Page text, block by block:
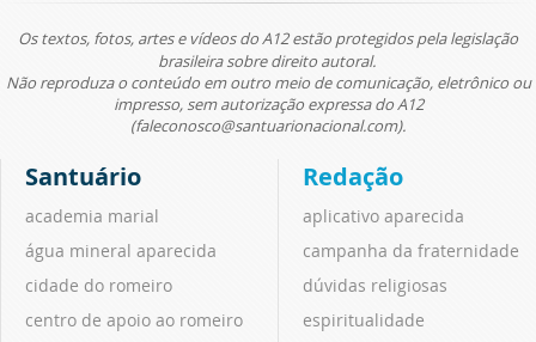
Os textos, fotos, artes e vídeos do A12 estão protegidos pela legislação
brasileira sobre direito autoral.
Não reproduza o conteúdo em outro meio de comunicação, eletrônico ou
impresso, sem autorização expressa do A12
(faleconosco@santuarionacional.com).
Santuário
academia marial
água mineral aparecida
cidade do romeiro
centro de apoio ao romeiro
Redação
aplicativo aparecida
campanha da fraternidade
dúvidas religiosas
espiritualidade